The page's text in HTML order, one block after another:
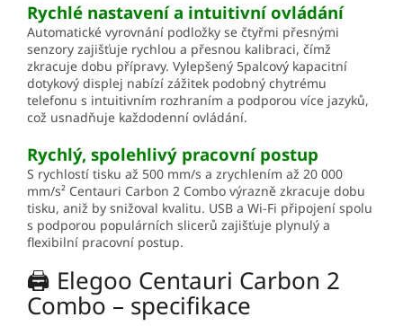
Rychlé nastavení a intuitivní ovládání
Automatické vyrovnání podložky se čtyřmi přesnými
senzory zajišťuje rychlou a přesnou kalibraci, čímž
zkracuje dobu přípravy. Vylepšený 5palcový kapacitní
dotykový displej nabízí zážitek podobný chytrému
telefonu s intuitivním rozhraním a podporou více jazyků,
což usnadňuje každodenní ovládání.
Rychlý, spolehlivý pracovní postup
S rychlostí tisku až 500 mm/s a zrychlením až 20 000
mm/s² Centauri Carbon 2 Combo výrazně zkracuje dobu
tisku, aniž by snižoval kvalitu. USB a Wi-Fi připojení spolu
s podporou populárních slicerů zajišťuje plynulý a
flexibilní pracovní postup.
🖨️ Elegoo Centauri Carbon 2
Combo – specifikace